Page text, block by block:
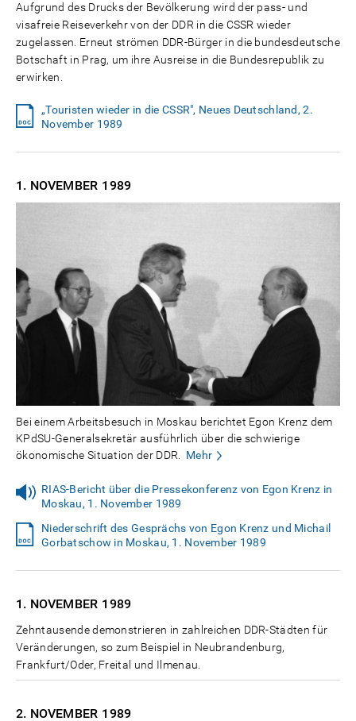
Aufgrund des Drucks der Bevölkerung wird der pass- und
visafreie Reiseverkehr von der DDR in die CSSR wieder
zugelassen. Erneut strömen DDR-Bürger in die bundesdeutsche
Botschaft in Prag, um ihre Ausreise in die Bundesrepublik zu
erwirken.
„Touristen wieder in die CSSR", Neues Deutschland, 2.
November 1989
1. NOVEMBER 1989
Bei einem Arbeitsbesuch in Moskau berichtet Egon Krenz dem
KPdSU-Generalsekretär ausführlich über die schwierige
ökonomische Situation der DDR.
Mehr
RIAS-Bericht über die Pressekonferenz von Egon Krenz in
Moskau, 1. November 1989
Niederschrift des Gesprächs von Egon Krenz und Michail
Gorbatschow in Moskau, 1. November 1989
1. NOVEMBER 1989
Zehntausende demonstrieren in zahlreichen DDR-Städten für
Veränderungen, so zum Beispiel in Neubrandenburg,
Frankfurt/Oder, Freital und Ilmenau.
2. NOVEMBER 1989